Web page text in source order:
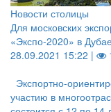
Новости столицы
Для московских
«Экспо-2020» в
28.09.2021 15:22 |
Экспортно-
участию в